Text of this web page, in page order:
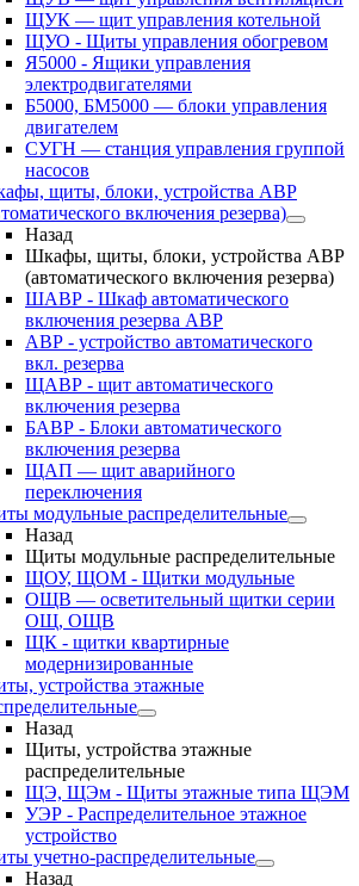
ЩУК — щит управления котельной
ЩУО - Щиты управления обогревом
Я5000 - Ящики управления
электродвигателями
Б5000, БМ5000 — блоки управления
двигателем
СУГН — станция управления группой
насосов
щиты, блоки, устройства АВР
включения резерва)
Назад
Шкафы, щиты, блоки, устройства АВР
(автоматического включения резерва)
ШАВР - Шкаф автоматического
включения резерва АВР
АВР - устройство автоматического
вкл. резерва
ЩАВР - щит автоматического
включения резерва
БАВР - Блоки автоматического
включения резерва
ЩАП — щит аварийного
переключения
модульные распределительные
Назад
Щиты модульные распределительные
ЩОУ, ЩОМ - Щитки модульные
ОЩВ — осветительный щитки серии
ОЩ, ОЩВ
ЩК - щитки квартирные
модернизированные
устройства этажные
Назад
Щиты, устройства этажные
распределительные
ЩЭ, ЩЭм - Щиты этажные типа ЩЭМ
УЭР - Распределительное этажное
устройство
учетно-распределительные
Назад